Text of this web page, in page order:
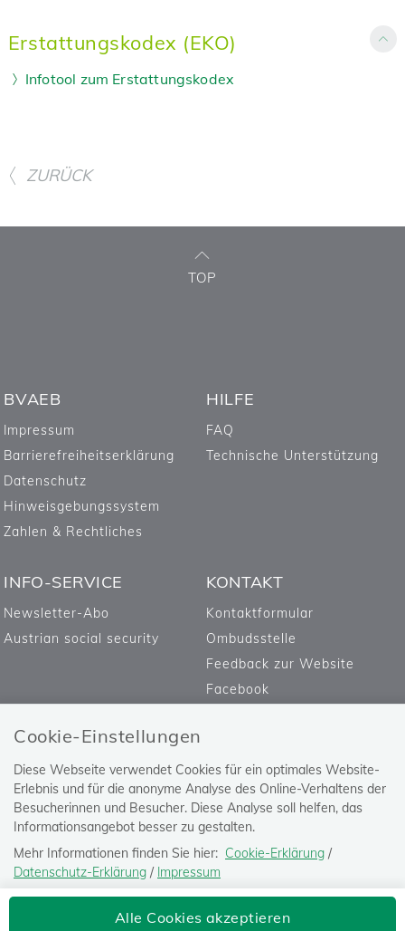
Cookie-Einstellungen
Diese Webseite verwendet Cookies für ein optimales Website-
Erlebnis und für die anonyme Analyse des Online-Verhaltens der
Besucherinnen und Besucher. Diese Analyse soll helfen, das
Informationsangebot besser zu gestalten.
Mehr Informationen finden Sie hier: Cookie-Erklärung /
Datenschutz-Erklärung / Impressum
Die Einstellung können Sie jederzeit auf der Seite "Datenschutz-
" ändern.Alle Cookies akzeptieren
Erstattungskodex (EKO)
Infotool zum Erstattungskodex
ZURÜCK
TOP
Bediensteter, Eisenbahnen und Bergbau
BVAEB
Impressum
Barrierefreiheitserklärung
Datenschutz
Hinweisgebungssystem
Zahlen & Rechtliches
HILFE
FAQ
Technische Unterstützung
INFO-SERVICE
Newsletter-Abo
Austrian social security
KONTAKT
Kontaktformular
Ombudsstelle
Feedback zur Website
Facebook